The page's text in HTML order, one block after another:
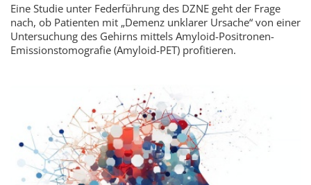
Eine Studie unter Federführung des DZNE geht der Frage
nach, ob Patienten mit „Demenz unklarer Ursache“ von einer
Untersuchung des Gehirns mittels Amyloid-Positronen-
Emissionstomografie (Amyloid-PET) profitieren.